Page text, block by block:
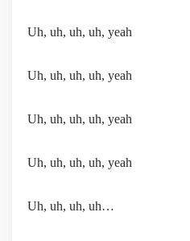
Uh, uh, uh, uh, yeah
Uh, uh, uh, uh, yeah
Uh, uh, uh, uh, yeah
Uh, uh, uh, uh, yeah
Uh, uh, uh, uh…